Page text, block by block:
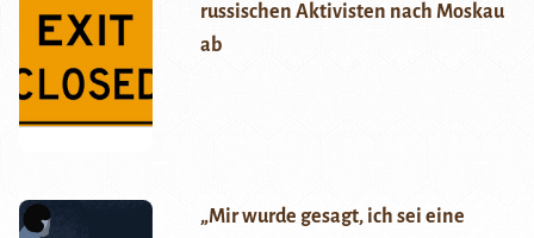
russischen Aktivisten nach Moskau
ab
„Mir wurde gesagt, ich sei eine